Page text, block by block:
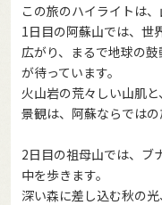
この旅のハイライトは
1日目の阿蘇山では、世
広がり、まるで地球の
が待っています。
火山岩の荒々しい山肌
景観は、阿蘇ならではの
2日目の祖母山では、ブ
中を歩きます。
深い森に差し込む秋の